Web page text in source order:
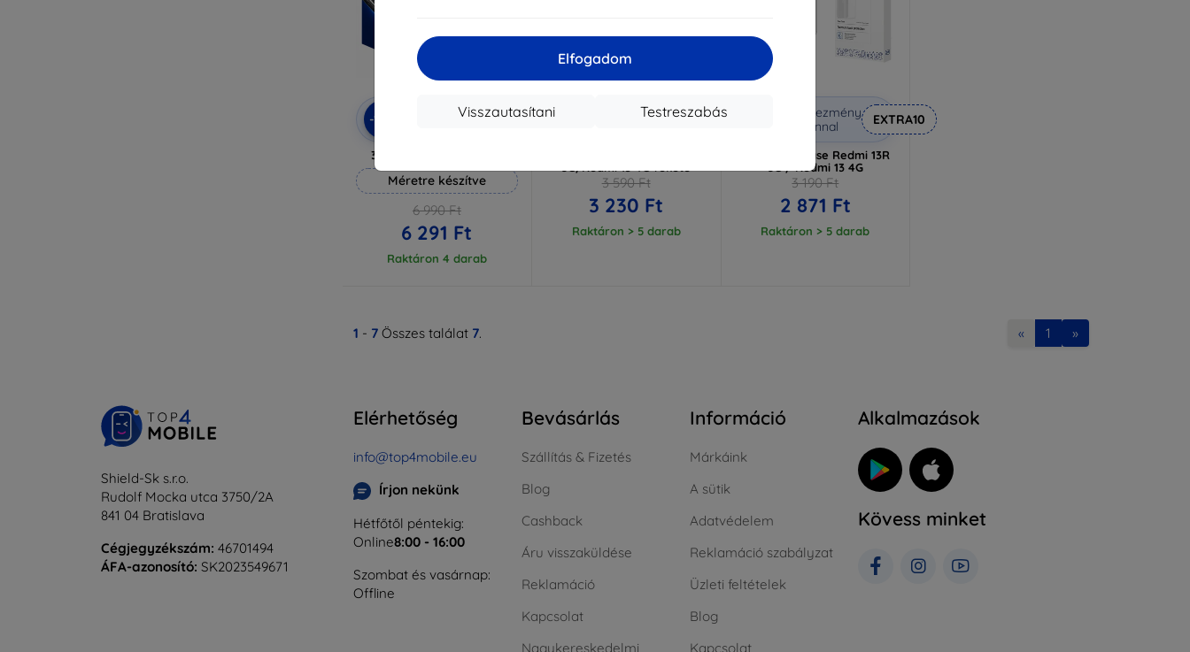
Elfogadom
Testreszabás
Visszautasítani
-10%
Kedvezmény
EXTRA10
3mk Hammer védőfólia
Méretre készítve
6 990 Ft
6 291 Ft
Raktáron 4 darab
Kedvezmény
EXTRA10
3 590 Ft
3 230 Ft
Raktáron > 5 darab
Kedvezmény
kuponnal
EXTRA10
3MK Clear Case Redmi 13R
5G / Redmi 13 4G
3 190 Ft
2 871 Ft
Raktáron > 5 darab
1 - 7 Összes találat 7. « 1 »
Shield-Sk s.r.o.
Rudolf Mocka utca 3750/2A
841 04 Bratislava
Cégjegyzékszám: 46701494
ÁFA-azonosító: SK2023549671
Elérhetőség
info@top4mobile.eu
Írjon nekünk
Hétfőtől péntekig:
Online8:00 - 16:00
Szombat és vasárnap:
Offline
Bevásárlás
Szállítás & Fizetés
Blog
Cashback
Áru visszaküldése
Reklamáció
Kapcsolat
Nagykereskedelmi
Információ
Márkáink
A sütik
Adatvédelem
Reklamáció szabályzat
Üzleti feltételek
Blog
Kapcsolat
Alkalmazások
Kövess minket